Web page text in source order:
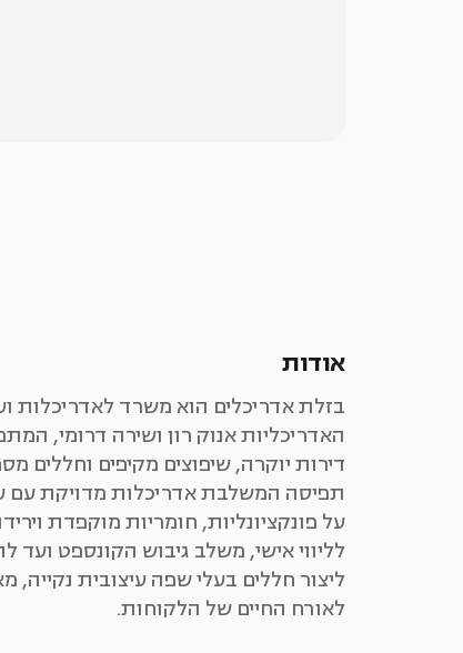
אודות
בזלת אדריכלים הוא משרד לאדריכלות
האדריכליות אנוק רון ושירה דרומי,
דירות יוקרה, שיפוצים מקיפים וחללים
תפיסה המשלבת אדריכלות מדויקת עם
על פונקציונליות, חומריות מוקפדת
לליווי אישי, משלב גיבוש הקונספט
ליצור חללים בעלי שפה עיצובית נקייה,
לאורח החיים של הלקוחות.